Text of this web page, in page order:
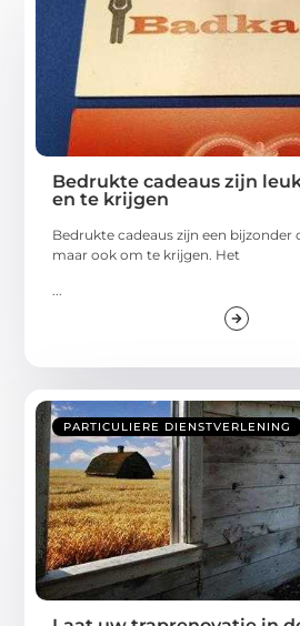
Bedrukte cadeaus zijn
en te krijgen
Bedrukte cadeaus zijn een bijzonder
maar ook om te krijgen. Het
...
PARTICULIERE DIENSTVERLENING